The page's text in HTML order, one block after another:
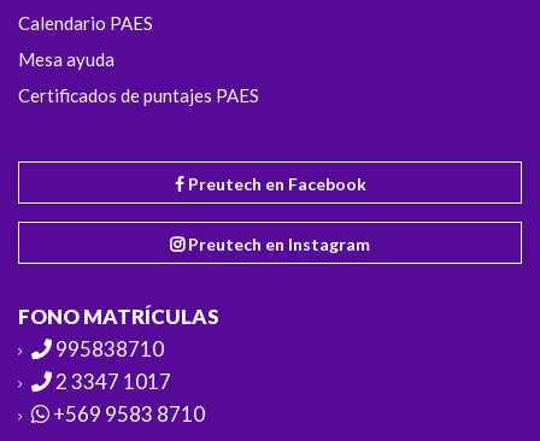
Calendario PAES
Mesa ayuda
Certificados de puntajes PAES
Preutech en Facebook
Preutech en Instagram
FONO MATRÍCULAS
995838710
2 3347 1017
+569 9583 8710